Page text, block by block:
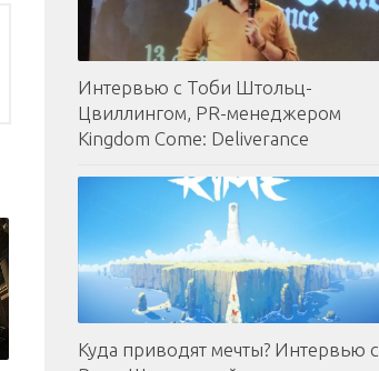
Интервью с Тоби Штольц-
Цвиллингом, PR-менеджером
Kingdom Come: Deliverance
Куда приводят мечты? Интервью с